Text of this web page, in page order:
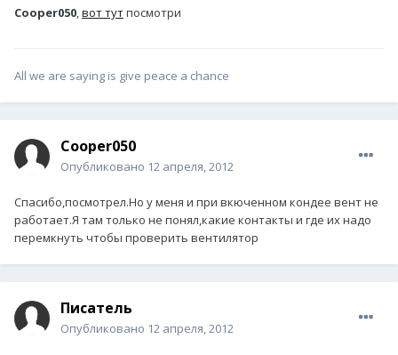
Cooper050,вот тутпосмотри
All we are saying is give peace a chance
Cooper050
Опубликовано 12 апреля, 2012
Спасибо,посмотрел.Но у меня и при вкюченном кондее вент не
работает.Я там только не понял,какие контакты и где их надо
перемкнуть чтобы проверить вентилятор
Писатель
Опубликовано 12 апреля, 2012